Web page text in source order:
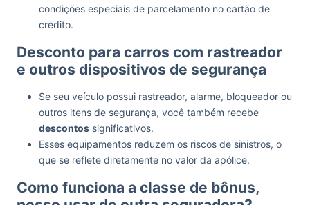
condições especiais de parcelamento no cartão de
crédito.
Desconto para carros com rastreador
e outros dispositivos de segurança
Se seu veículo possui rastreador, alarme, bloqueador ou
outros itens de segurança, você também recebe
descontos significativos.
Esses equipamentos reduzem os riscos de sinistros, o
que se reflete diretamente no valor da apólice.
Como funciona a classe de bônus,